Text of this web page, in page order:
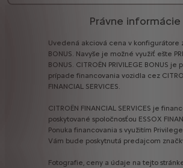
Právne informácie
Uvedená akciová cena v konfigurátore
BONUS. Navyše je možné využiť ešte
BONUS. CITROËN PRIVILEGE BONUS je
prípade financovania vozidla cez
FINANCIAL SERVICES.
CITROËN FINANCIAL SERVICES je
poskytované spoločnosťou ESSOX
Ponuka financovania s využitím Privilege
Vám bude poskytnutá predajcom
Fotografie, ceny a údaje na tejto